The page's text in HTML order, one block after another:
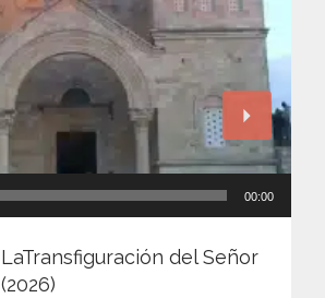
00:00
LaTransfiguración del Señor
(2026)